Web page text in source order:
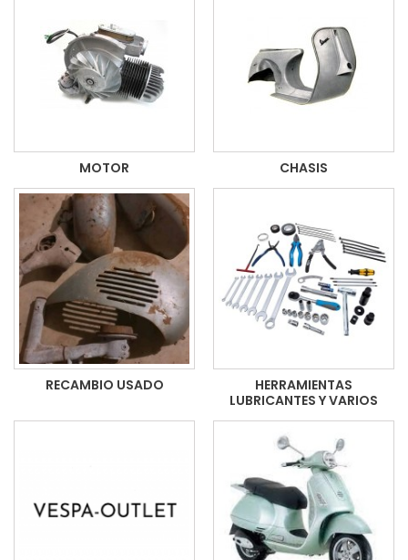
MOTOR CHASIS
RECAMBIO USADO
HERRAMIENTAS
LUBRICANTES Y VARIOS